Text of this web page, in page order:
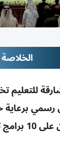
الخلاصة
رسمي برعاية
ومهنية